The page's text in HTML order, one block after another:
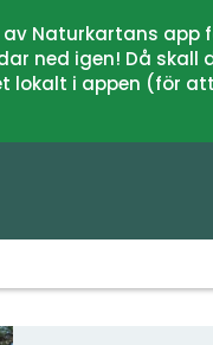
Naturkartans app
ned igen! Då
lokalt i appen (för